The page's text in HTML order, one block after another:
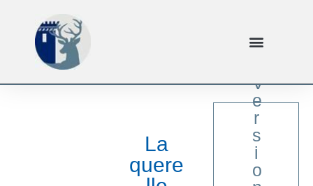
La
quere
V
e
r
s
i
o